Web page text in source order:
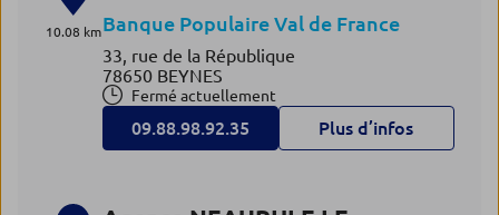
10.08 kmBanque Populaire Val de France
33, rue de la République
78650 BEYNES
Fermé actuellement
09.88.98.92.35 Plus d’infos